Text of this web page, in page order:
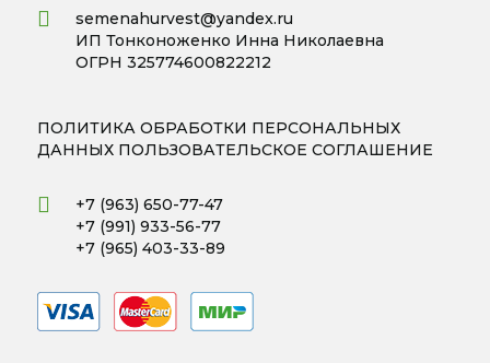
semenahurvest@yandex.ru
ИП Тонконоженко Инна Николаевна
ОГРН 325774600822212
ПОЛИТИКА ОБРАБОТКИ ПЕРСОНАЛЬНЫХ
ДАННЫХ ПОЛЬЗОВАТЕЛЬСКОЕ СОГЛАШЕНИЕ
+7 (963) 650-77-47
+7 (991) 933-56-77
+7 (965) 403-33-89